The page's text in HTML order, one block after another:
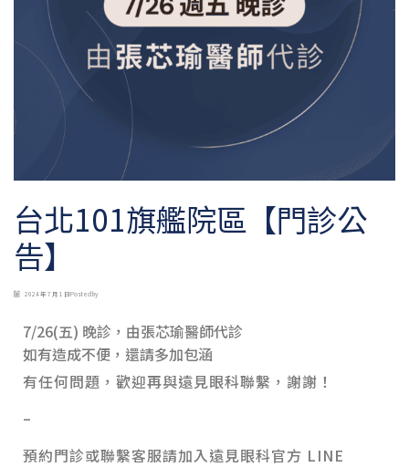
台北101旗艦院區【門診公
告】
2024 年 7 月 1 日Posted by
7/26(五) 晚診，由張芯瑜醫師代診
如有造成不便，還請多加包涵
有任何問題，歡迎再與遠見眼科聯繫，謝謝！
–
預約門診或聯繫客服請加入遠見眼科官方 LINE